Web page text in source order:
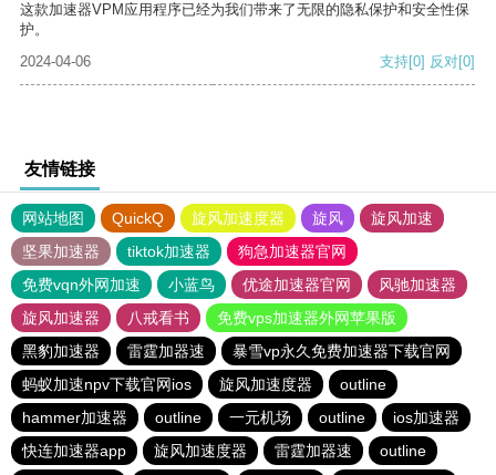
这款加速器VPM应用程序已经为我们带来了无限的隐私保护和安全性保
护。
2024-04-06
支持[0] 反对[0]
友情链接
网站地图 QuickQ 旋风加速度器 旋风
旋风加速
坚果加速器
tiktok加速器
狗急加速器官网
免费vqn外网加速
小蓝鸟 优途加速器官网
风驰加速器
旋风加速器
八戒看书
免费vps加速器外网苹果版
黑豹加速器
雷霆加器速
暴雪vp永久免费加速器下载官网
蚂蚁加速npv下载官网ios
旋风加速度器
outline
hammer加速器
outline 一元机场 outline
ios加速器
快连加速器app
旋风加速度器 雷霆加器速 outline